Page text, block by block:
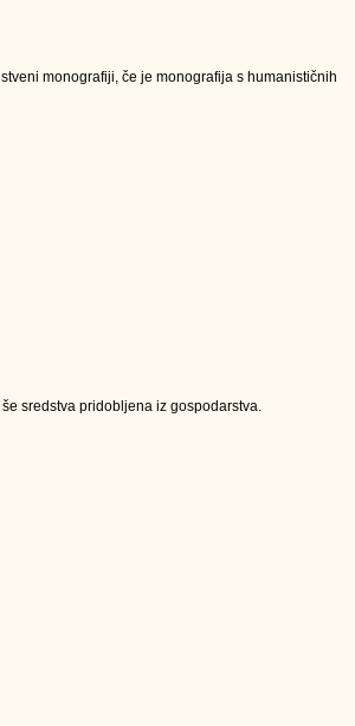
monografiji, če je monografija s humanističnih
sredstva pridobljena iz gospodarstva.